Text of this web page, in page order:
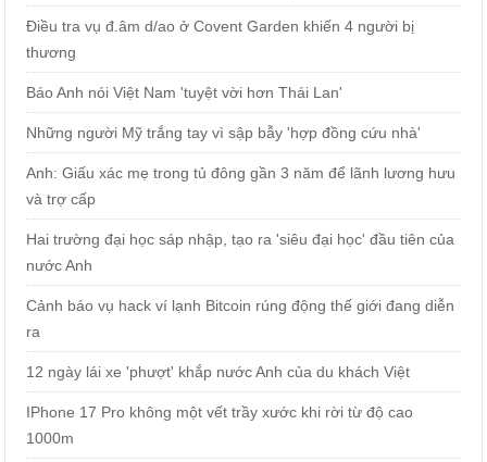
Điều tra vụ đ.âm d/ao ở Covent Garden khiến 4 người bị
thương
Báo Anh nói Việt Nam 'tuyệt vời hơn Thái Lan'
Những người Mỹ trắng tay vì sập bẫy 'hợp đồng cứu nhà'
Anh: Giấu xác mẹ trong tủ đông gần 3 năm để lãnh lương hưu
và trợ cấp
Hai trường đại học sáp nhập, tạo ra 'siêu đại học' đầu tiên của
nước Anh
Cảnh báo vụ hack ví lạnh Bitcoin rúng động thế giới đang diễn
ra
12 ngày lái xe 'phượt' khắp nước Anh của du khách Việt
IPhone 17 Pro không một vết trầy xước khi rời từ độ cao
1000m